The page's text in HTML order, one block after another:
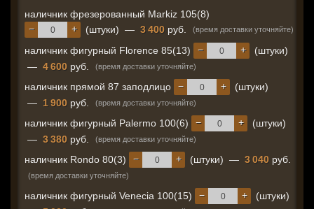
наличник фрезерованный Markiz 105(8)
+
− (штуки) — 3 400 руб. (время доставки уточняйте)
наличник фигурный Florence 85(13) +
−
(штуки)
— 4 600 руб. (время доставки уточняйте)
наличник прямой 87 заподлицо +
−
(штуки)
— 1 900 руб. (время доставки уточняйте)
наличник фигурный Palermo 100(6) +
−
(штуки)
— 3 380 руб. (время доставки уточняйте)
наличник Rondo 80(3) +
− (штуки) — 3 040 руб.
(время доставки уточняйте)
наличник фигурный Venecia 100(15) +
−
(штуки)